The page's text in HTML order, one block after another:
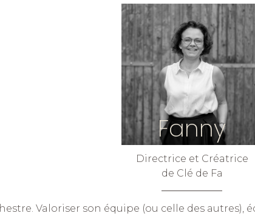
Fanny
Directrice et Créatrice
de Clé de Fa
Valoriser son équipe (ou celle des autres),